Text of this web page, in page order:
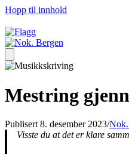
Hopp til innhold
Mestring
Publisert 8. desember 2023/
Visste du at det er klare